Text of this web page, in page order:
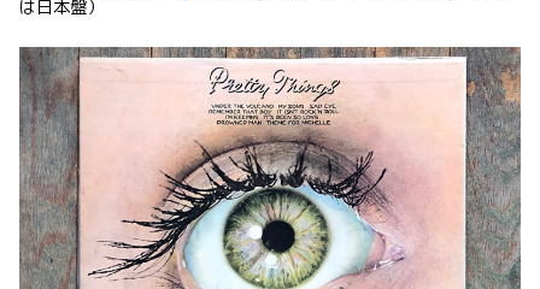
は日本盤）